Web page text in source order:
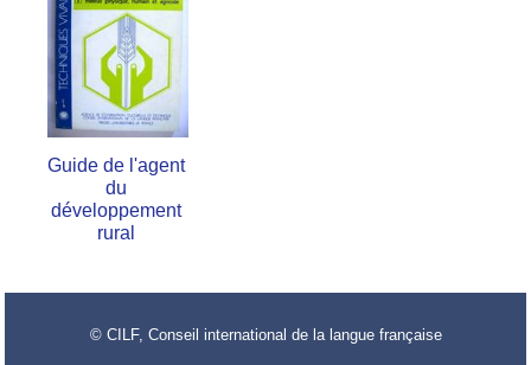
Guide de l'agent
du
développement
rural
© CILF, Conseil international de la langue française